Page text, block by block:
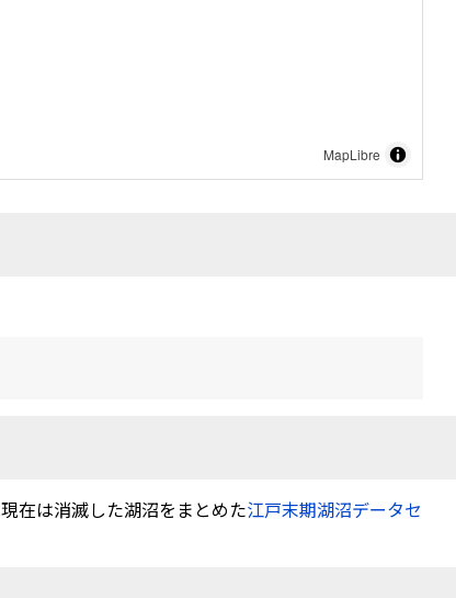
MapLibre
在は消滅した湖沼をまとめた江戸末期湖沼データセ